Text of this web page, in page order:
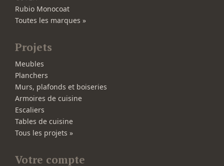
Rubio Monocoat
Toutes les marques »
Projets
Meubles
Planchers
Murs, plafonds et boiseries
Armoires de cuisine
Escaliers
Tables de cuisine
Tous les projets »
Votre compte